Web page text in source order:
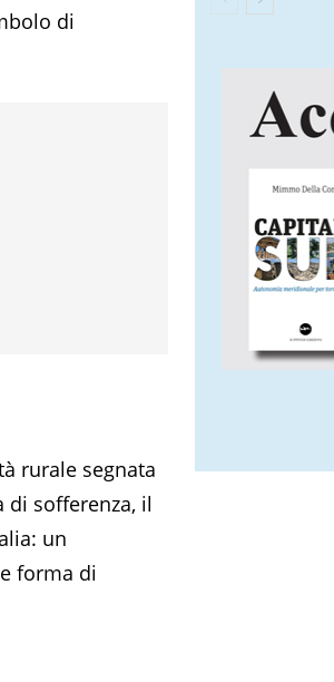
di
rurale segnata
di sofferenza, il
un
forma di